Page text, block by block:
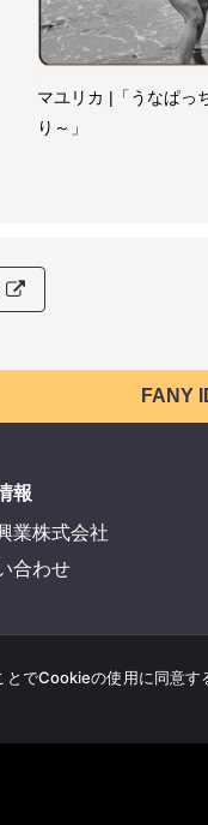
マユリカ |「うなぱっ
り～」
FANY
報
業株式会社
合わせ
でCookieの使用に同意す